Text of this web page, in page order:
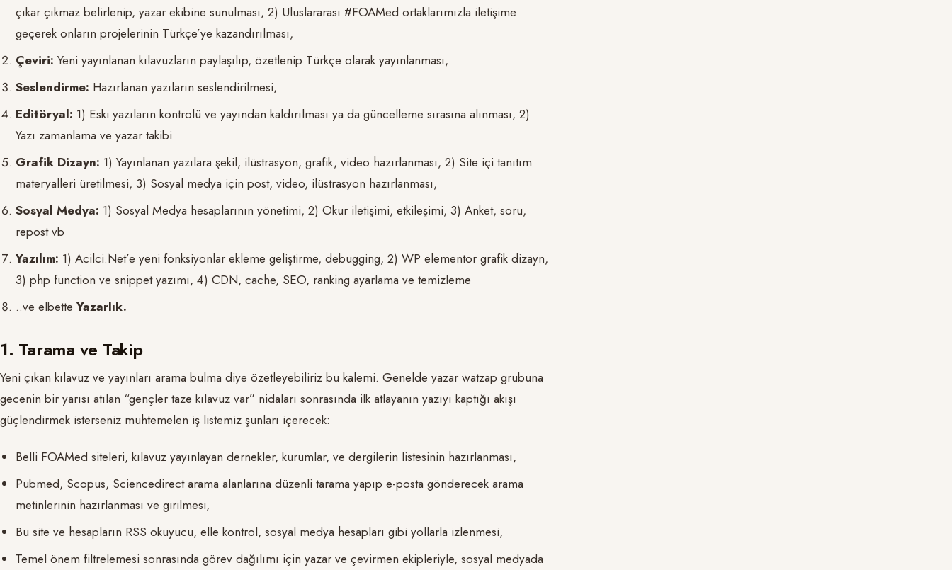
çıkar çıkmaz belirlenip, yazar ekibine sunulması, 2) Uluslararası #FOAMed ortaklarımızla iletişime
geçerek onların projelerinin Türkçe’ye kazandırılması,
Çeviri: Yeni yayınlanan kılavuzların paylaşılıp, özetlenip Türkçe olarak yayınlanması,
Seslendirme: Hazırlanan yazıların seslendirilmesi,
Editöryal: 1) Eski yazıların kontrolü ve yayından kaldırılması ya da güncelleme sırasına alınması, 2)
Yazı zamanlama ve yazar takibi
Grafik Dizayn: 1) Yayınlanan yazılara şekil, ilüstrasyon, grafik, video hazırlanması, 2) Site içi tanıtım
materyalleri üretilmesi, 3) Sosyal medya için post, video, ilüstrasyon hazırlanması,
Sosyal Medya: 1) Sosyal Medya hesaplarının yönetimi, 2) Okur iletişimi, etkileşimi, 3) Anket, soru,
repost vb
Yazılım: 1) Acilci.Net’e yeni fonksiyonlar ekleme geliştirme, debugging, 2) WP elementor grafik dizayn,
3) php function ve snippet yazımı, 4) CDN, cache, SEO, ranking ayarlama ve temizleme
..ve elbetteYazarlık.
1. Tarama ve Takip
Yeni çıkan kılavuz ve yayınları arama bulma diye özetleyebiliriz bu kalemi. Genelde yazar watzap grubuna
gecenin bir yarısı atılan “gençler taze kılavuz var” nidaları sonrasında ilk atlayanın yazıyı kaptığı akışı
güçlendirmek isterseniz muhtemelen iş listemiz şunları içerecek:
Belli FOAMed siteleri, kılavuz yayınlayan dernekler, kurumlar, ve dergilerin listesinin hazırlanması,
Pubmed, Scopus, Sciencedirect arama alanlarına düzenli tarama yapıp e-posta gönderecek arama
metinlerinin hazırlanması ve girilmesi,
Bu site ve hesapların RSS okuyucu, elle kontrol, sosyal medya hesapları gibi yollarla izlenmesi,
Temel önem filtrelemesi sonrasında görev dağılımı için yazar ve çevirmen ekipleriyle, sosyal medyada